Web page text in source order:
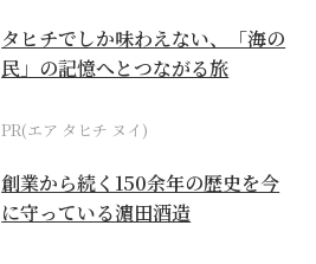
タヒチでしか味わえない、「海の
民」の記憶へとつながる旅
PR(エア タヒチ ヌイ)
創業から続く150余年の歴史を今
に守っている濵田酒造